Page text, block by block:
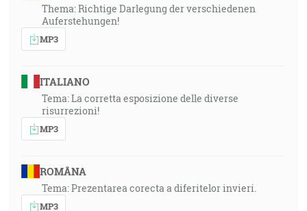
Thema: Richtige Darlegung der verschiedenen
Auferstehungen!
MP3
ITALIANO
Tema: La corretta esposizione delle diverse
risurrezioni!
MP3
ROMÂNA
Tema: Prezentarea corecta a diferitelor invieri.
MP3